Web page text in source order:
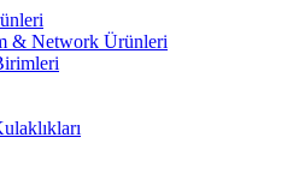
& Network Ürünleri